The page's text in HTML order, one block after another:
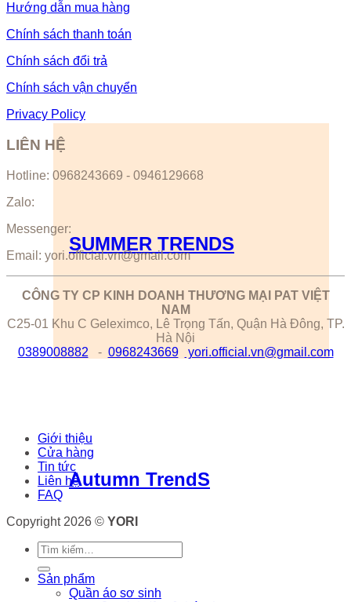
SUMMER TRENDS
Autumn TrendS
Hướng dẫn mua hàng
Chính sách thanh toán
Chính sách đổi trả
Chính sách vận chuyển
Privacy Policy
LIÊN HỆ
Hotline: 0968243669 - 0946129668
Zalo:
Messenger:
Email: yori.official.vn@gmail.com
CÔNG TY CP KINH DOANH THƯƠNG MẠI PAT VIỆT
NAM
C25-01 Khu C Geleximco, Lê Trọng Tấn, Quận Hà Đông, TP.
Hà Nội
0389008882 - 0968243669 yori.official.vn@gmail.com
Giới thiệu
Cửa hàng
Tin tức
Liên hệ
FAQ
Copyright 2026 © YORI
Tìm
kiếm:
Sản phẩm
Quần áo sơ sinh